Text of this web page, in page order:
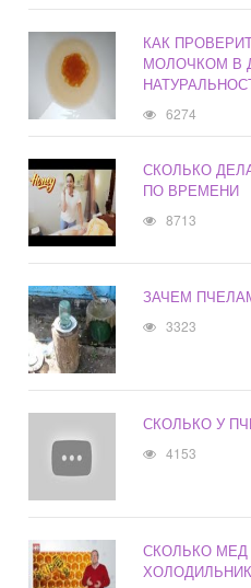
КАК
МОЛОЧКОМ В
6274
СКОЛЬКО
ПО ВРЕМЕНИ
8713
ЗАЧЕМ
3323
СКОЛЬКО У
4153
СКОЛЬКО